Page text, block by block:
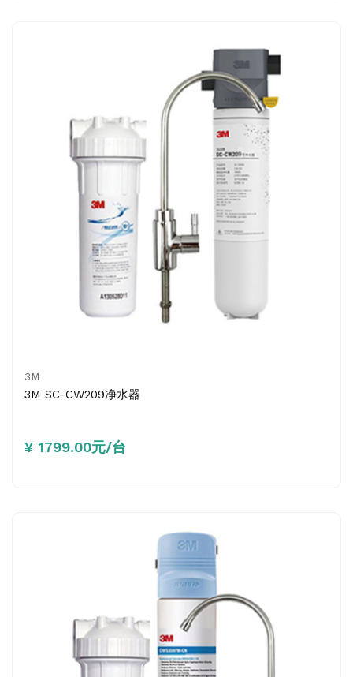
3M
3M SC-CW209净水器
¥ 1799.00元/台